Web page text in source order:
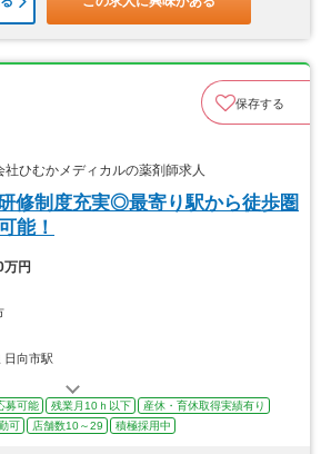
保存する
ひむかメディカルの薬剤師求人
修制度充実◎最寄り駅から徒歩圏
能！
万円
日向市駅
募可能 残業月10ｈ以下
産休・育休取得実績有り
可 店舗数10～29 積極採用中